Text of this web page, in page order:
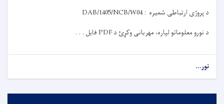
د پروژی ارتباطی شمیره :DAB/1405/NCB/W04
د نورو معلوماتو لپاره، مهربانی وکړئ دPDFفایل . . .
نور...